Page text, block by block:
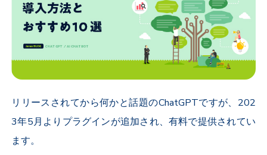
リリースされてから何かと話題のChatGPTですが、202
3年5月よりプラグインが追加され、有料で提供されてい
ます。